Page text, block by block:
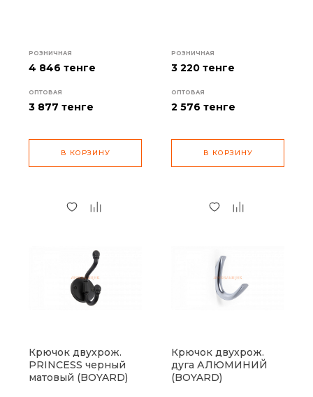
РОЗНИЧНАЯ
4 846 тенге
ОПТОВАЯ
3 877 тенге
В КОРЗИНУ
РОЗНИЧНАЯ
3 220 тенге
ОПТОВАЯ
2 576 тенге
В КОРЗИНУ
Крючок двухрож.
PRINCESS черный
матовый (BOYARD)
Крючок двухрож.
дуга АЛЮМИНИЙ
(BOYARD)